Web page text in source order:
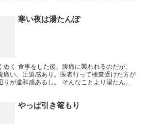
寒い夜は湯たんぽ
く 食事をした後、腹痛に襲われるのだが。
い。圧迫感あり。医者行って検査受けた方が
りが違和感あるし。 そんなことより湯たんぽ
やっぱ引き篭もり